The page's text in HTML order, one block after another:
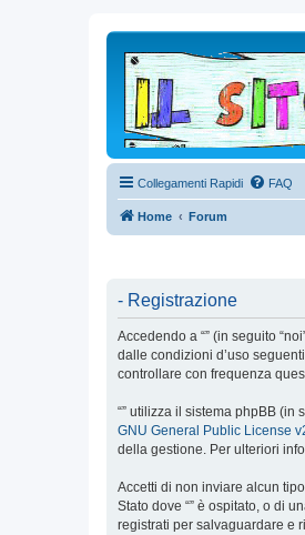
Collegamenti Rapidi FAQ
Home Forum
- Registrazione
Accedendo a “” (in seguito
dalle condizioni d’uso
controllare con frequenza
“” utilizza il sistema phpBB (in
GNU General Public License
della gestione. Per ulteriori
Accetti di non inviare alcun
Stato dove “” è ospitato, o di
registrati per salvaguardare e